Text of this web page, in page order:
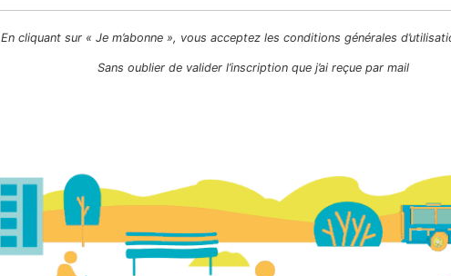
En cliquant sur « Je m’abonne », vous acceptez les conditions générales
Sans oublier de valider l’inscription que j’ai reçue par mail